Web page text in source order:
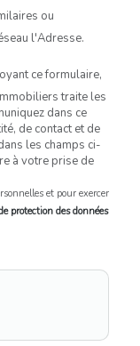
ou
l'Adresse.
ce formulaire,
traite les
dans ce
de contact et de
les champs ci-
à votre prise de
et pour exercer
protection des données